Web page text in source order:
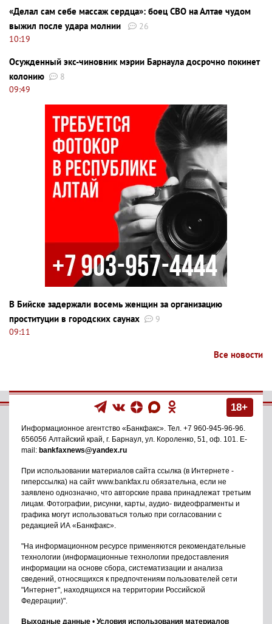
«Делал сам себе массаж сердца»: боец СВО на Алтае чудом
выжил после удара молнии
26
10:19
Осужденный экс-чиновник мэрии Барнаула досрочно покинет
колонию
8
09:49
В Бийске задержали восемь женщин за организацию
проституции в городских саунах
9
09:11
Все новости
18+
Информационное агентство «Банкфакс». Тел. +7 960-945-96-96.
656056 Алтайский край, г. Барнаул, ул. Короленко, 51, оф. 101. E-
mail: bankfaxnews@yandex.ru
При использовании материалов сайта ссылка (в Интернете -
гиперссылка) на сайт www.bankfax.ru обязательна, если не
заявлено однозначно, что авторские права принадлежат третьим
лицам. Фотографии, рисунки, карты, аудио- видеофрагменты и
графика могут использоваться только при согласовании с
редакцией ИА «Банкфакс».
"На информационном ресурсе применяются рекомендательные
технологии (информационные технологии предоставления
информации на основе сбора, систематизации и анализа
сведений, относящихся к предпочтениям пользователей сети
"Интернет", находящихся на территории Российской
Федерации)".
Выходные данные • Условия использования материалов